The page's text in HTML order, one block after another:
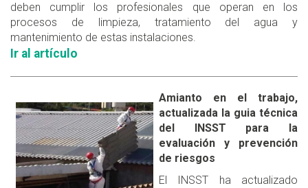
deben cumplir los profesionales que operan en los
procesos de limpieza, tratamiento del agua y
mantenimiento de estas instalaciones.
Ir al artículo
Amianto en el trabajo,
actualizada la guia técnica
del INSST para la
evaluación y prevención
de riesgos
El INSST ha actualizado